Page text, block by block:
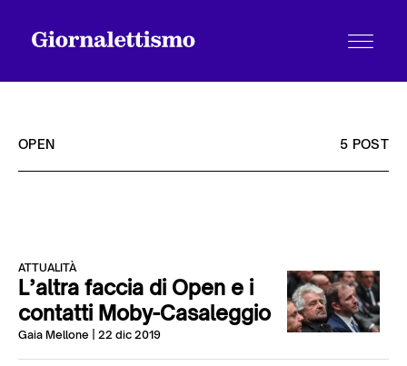
Chi siamo
Contatti
OPEN 5 POST
ATTUALITÀ
L’altra faccia di Open e i
contatti Moby-Casaleggio
Gaia Mellone | 22 dic 2019